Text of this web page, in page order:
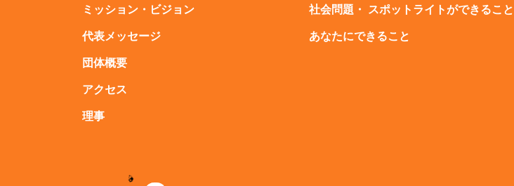
ミッション・ビジョン
代表メッセージ
団体概要
アクセス
理事
社会問題・ スポットライトができること
あなたにできること